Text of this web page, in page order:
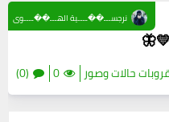
حالات وصور 0
(0)
نرجســـ��ــــية الهـــ��ــــوى